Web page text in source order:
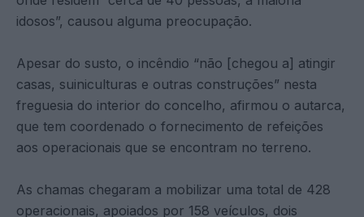
idosos”, causou alguma preocupação.
Apesar do susto, o incêndio “não [chegou a] atingir
casas, suiniculturas e outras construções” nesta
freguesia do interior do concelho, afirmou o autarca,
que tem coordenado o fornecimento de refeições
aos operacionais que se encontram no terreno.
As chamas chegaram a mobilizar uma total de 428
operacionais, apoiados por 158 veículos, dois